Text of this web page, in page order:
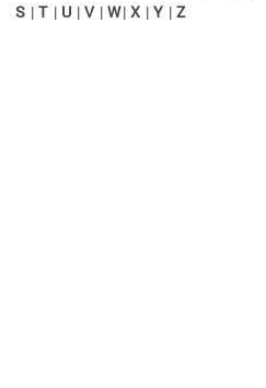
S | T | U | V | W| X | Y | Z